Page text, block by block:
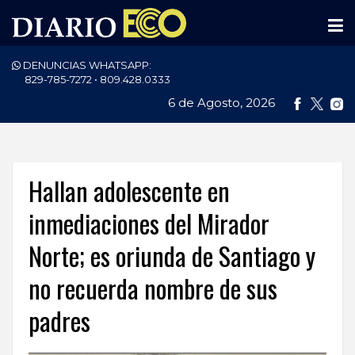
DENUNCIAS WHATSAPP:
829-785-7272 • 809.428.0333
6 de Agosto, 2026
PORTADA
ECONOMÍA
DEPORTES
ENTRETENIMIENTO
SALUD
TECNOLOGÍA
Hallan adolescente en
inmediaciones del Mirador
Norte; es oriunda de Santiago y
no recuerda nombre de sus
padres